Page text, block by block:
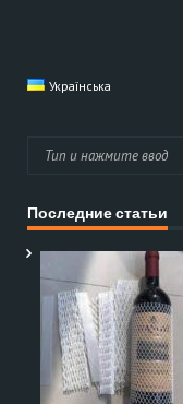
Українська
Последние статьи